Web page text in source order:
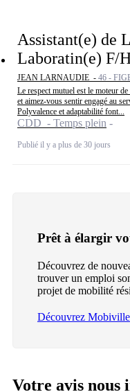
Assistant(e) de
Laboratin(e) F/
JEAN LARNAUDIE - 46 -
Le respect mutuel est le moteur
et aimez-vous sentir engagé au
Polyvalence et adaptabilité font...
CDD - Temps plein
Publié il y a plus de 30 jours
Prêt à élargir
Découvrez de
trouver un emploi
projet de mobilité
Découvrez Mobiville
Votre avis nous